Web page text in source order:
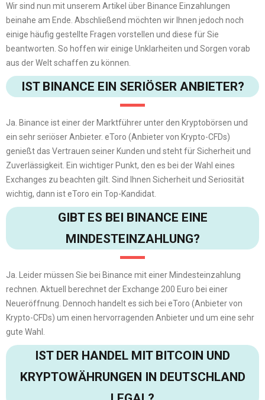
Wir sind nun mit unserem Artikel über Binance Einzahlungen
beinahe am Ende. Abschließend möchten wir Ihnen jedoch noch
einige häufig gestellte Fragen vorstellen und diese für Sie
beantworten. So hoffen wir einige Unklarheiten und Sorgen vorab
aus der Welt schaffen zu können.
IST BINANCE EIN SERIÖSER ANBIETER?
Ja. Binance ist einer der Marktführer unter den Kryptobörsen und
ein sehr seriöser Anbieter. eToro (Anbieter von Krypto-CFDs)
genießt das Vertrauen seiner Kunden und steht für Sicherheit und
Zuverlässigkeit. Ein wichtiger Punkt, den es bei der Wahl eines
Exchanges zu beachten gilt. Sind Ihnen Sicherheit und Seriosität
wichtig, dann ist eToro ein Top-Kandidat.
GIBT ES BEI BINANCE EINE
MINDESTEINZAHLUNG?
Ja. Leider müssen Sie bei Binance mit einer Mindesteinzahlung
rechnen. Aktuell berechnet der Exchange 200 Euro bei einer
Neueröffnung. Dennoch handelt es sich bei eToro (Anbieter von
Krypto-CFDs) um einen hervorragenden Anbieter und um eine sehr
gute Wahl.
IST DER HANDEL MIT BITCOIN UND
KRYPTOWÄHRUNGEN IN DEUTSCHLAND